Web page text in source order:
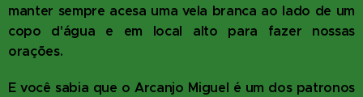
manter sempre acesa uma vela branca ao lado de um
copo d'água e em local alto para fazer nossas
orações.
E você sabia que o Arcanjo Miguel é um dos patronos